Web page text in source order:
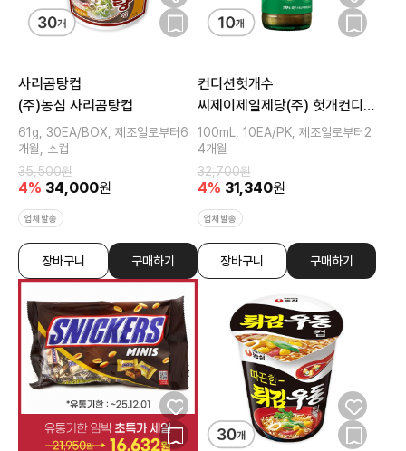
사리곰탕컵
(주)농심 사리곰탕컵
61g, 30EA/BOX, 제조일로부터6
개월, 소컵
35,500원
4% 34,000원
업체발송
장바구니 구매하기
컨디션헛개수
씨제이제일제당(주) 헛개컨디션
파워
100mL, 10EA/PK, 제조일로부터2
4개월
32,700원
4% 31,340원
업체발송
장바구니 구매하기